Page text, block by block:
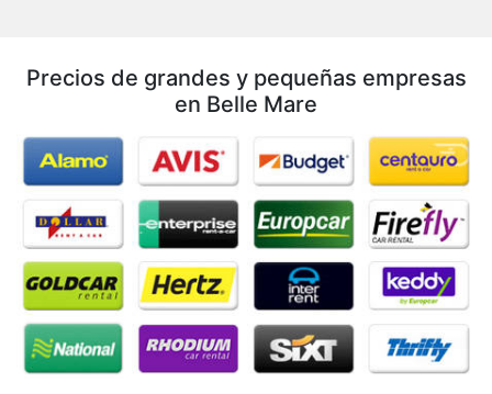
Precios de grandes y pequeñas empresas
en Belle Mare